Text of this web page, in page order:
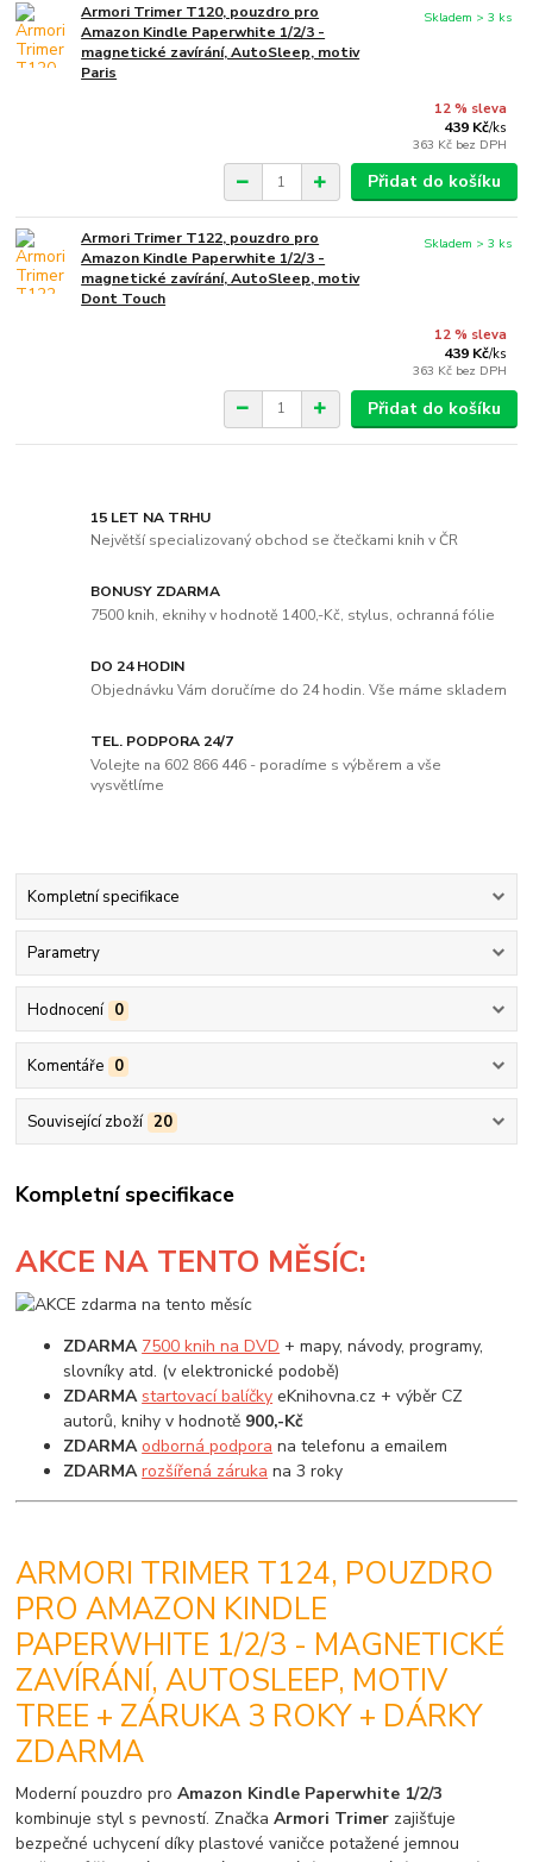
Armori Trimer T120, pouzdro pro
Amazon Kindle Paperwhite 1/2/3 -
magnetické zavírání, AutoSleep, motiv
Paris
12 % sleva
439 Kč/ks
363 Kč bez DPH
Skladem > 3 ks
Přidat do košíku
Armori Trimer T122, pouzdro pro
Amazon Kindle Paperwhite 1/2/3 -
magnetické zavírání, AutoSleep, motiv
Dont Touch
12 % sleva
439 Kč/ks
363 Kč bez DPH
Skladem > 3 ks
Přidat do košíku
15 LET NA TRHU
Největší specializovaný obchod se čtečkami knih v ČR
BONUSY ZDARMA
7500 knih, eknihy v hodnotě 1400,-Kč, stylus, ochranná fólie
DO 24 HODIN
Objednávku Vám doručíme do 24 hodin. Vše máme skladem
TEL. PODPORA 24/7
Volejte na 602 866 446 - poradíme s výběrem a vše
vysvětlíme
Kompletní specifikace
Parametry
Hodnocení 0
Komentáře 0
Související zboží 20
Kompletní specifikace
AKCE NA TENTO MĚSÍC:
ZDARMA 7500 knih na DVD + mapy, návody, programy,
slovníky atd. (v elektronické podobě)
ZDARMA startovací balíčky eKnihovna.cz + výběr CZ
autorů, knihy v hodnotě 900,-Kč
ZDARMA odborná podpora na telefonu a emailem
ZDARMA rozšířená záruka na 3 roky
ARMORI TRIMER T124, POUZDRO
PRO AMAZON KINDLE
PAPERWHITE 1/2/3 - MAGNETICKÉ
ZAVÍRÁNÍ, AUTOSLEEP, MOTIV
TREE + ZÁRUKA 3 ROKY + DÁRKY
ZDARMA
Moderní pouzdro proAmazon Kindle Paperwhite 1/2/3
kombinuje styl s pevností. ZnačkaArmori Trimer zajišťuje
bezpečné uchycení díky plastové vaničce potažené jemnou